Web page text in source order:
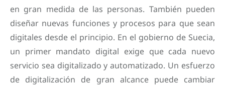
en gran medida de las personas. También pueden
diseñar nuevas funciones y procesos para que sean
digitales desde el principio. En el gobierno de Suecia,
un primer mandato digital exige que cada nuevo
servicio sea digitalizado y automatizado. Un esfuerzo
de digitalización de gran alcance puede cambiar